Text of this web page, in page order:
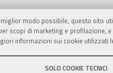
modo possibile, questo sito
scopi di marketing e
informazioni sui cookie utilizzati
SOLO COOKIE TECNICI